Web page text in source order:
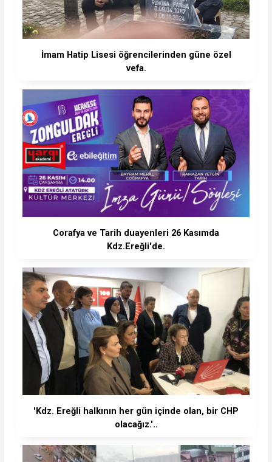
İmam Hatip Lisesi öğrencilerinden güne özel
vefa.
Corafya ve Tarih duayenleri 26 Kasımda
Kdz.Ereğli'de.
'Kdz. Ereğli halkının her gün içinde olan, bir CHP
olacağız.'..